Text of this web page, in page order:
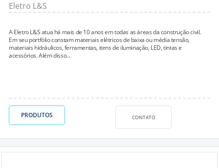
Eletro L&S
A Eletro L&S atua há mais de 10 anos em todas as áreas da construção civil.
Em seu portfólio constam materiais elétricos de baixa ou média tensão,
materiais hidráulicos, ferramentas, itens de iluminação, LED, tintas e
acessórios. Além disso...
PRODUTOS CONTATO